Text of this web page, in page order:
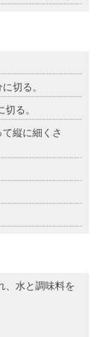
切る。
切る。
縦に細くさ
、水と調味料を